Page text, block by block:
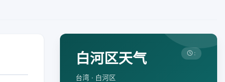
白河区天气
台湾 · 白河区
: